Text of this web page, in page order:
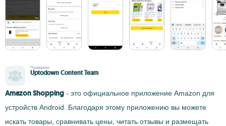
Проверено
Uptodown Content Team
Amazon Shopping - это официальное приложение Amazon для
устройств Android. Благодаря этому приложению вы можете
искать товары, сравнивать цены, читать отзывы и размещать